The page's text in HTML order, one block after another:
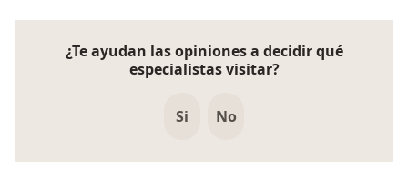
¿Te ayudan las opiniones a decidir qué
especialistas visitar?
Si No